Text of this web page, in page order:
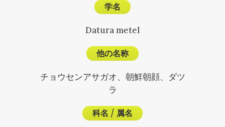
学名
Datura metel
他の名称
チョウセンアサガオ、朝鮮朝顔、ダツ
ラ
科名 / 属名